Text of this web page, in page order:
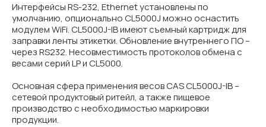
Интерфейсы RS-232, Ethernet установлены по
умолчанию, опционально CL5000J можно оснастить
модулем WiFi. CL5000J-IB имеют съемный картридж для
заправки ленты этикетки. Обновление внутреннего ПО –
через RS232. Несовместимость протоколов обмена с
весами серий LP и CL5000.
Основная сфера применения весов CAS CL5000J-IB –
сетевой продуктовый ритейл, а также пищевое
производство с необходимостью маркировки
продукции.